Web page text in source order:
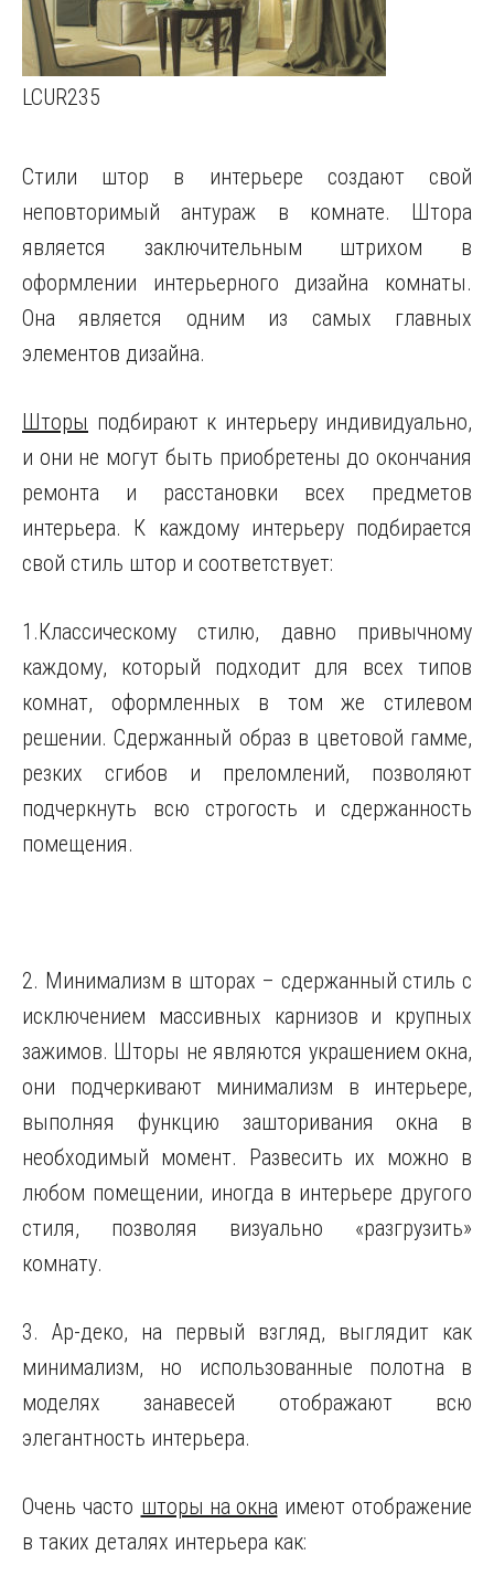
LCUR235
Стили штор в интерьере создают свой
неповторимый антураж в комнате. Штора
является заключительным штрихом в
оформлении интерьерного дизайна комнаты.
Она является одним из самых главных
элементов дизайна.
Шторы подбирают к интерьеру индивидуально,
и они не могут быть приобретены до окончания
ремонта и расстановки всех предметов
интерьера. К каждому интерьеру подбирается
свой стиль штор и соответствует:
1.Классическому стилю, давно привычному
каждому, который подходит для всех типов
комнат, оформленных в том же стилевом
решении. Сдержанный образ в цветовой гамме,
резких сгибов и преломлений, позволяют
подчеркнуть всю строгость и сдержанность
помещения.
2. Минимализм в шторах – сдержанный стиль с
исключением массивных карнизов и крупных
зажимов. Шторы не являются украшением окна,
они подчеркивают минимализм в интерьере,
выполняя функцию зашторивания окна в
необходимый момент. Развесить их можно в
любом помещении, иногда в интерьере другого
стиля, позволяя визуально «разгрузить»
комнату.
3. Ар-деко, на первый взгляд, выглядит как
минимализм, но использованные полотна в
моделях занавесей отображают всю
элегантность интерьера.
Очень часто шторы на окнаимеют отображение
в таких деталях интерьера как: